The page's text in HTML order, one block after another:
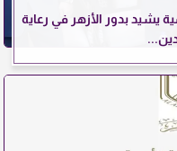
يشيد بدور الأزهر في رعاية